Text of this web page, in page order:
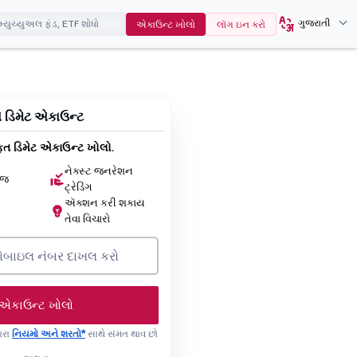
એકાઉન્ટ ખોલો લૉગ ઇન કરો ગુજરાતી
એકાઉન્ટ
ડિમેટ એકાઉન્ટ ખોલો.
નેક્સ્ટ જનરેશન
ટ્રેડિંગ
ઍક્શન કરી શકાય
તેવા વિચારો
ખોલો
નિયમો અને શરતો*સાથે સંમત થાવ છો